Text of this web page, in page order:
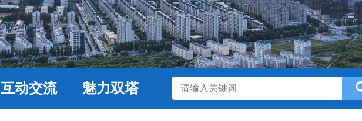
互动交流 魅力双塔